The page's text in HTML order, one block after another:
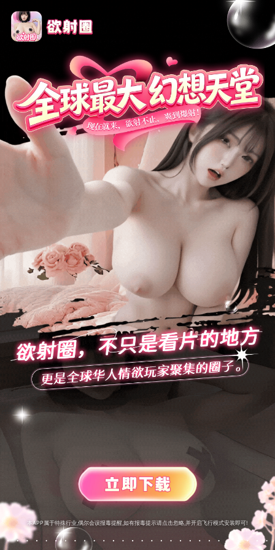
本APP属于特殊行业,偶尔会误报毒提醒,如有报毒提示请点击忽略,并开启飞行模式安装即可!